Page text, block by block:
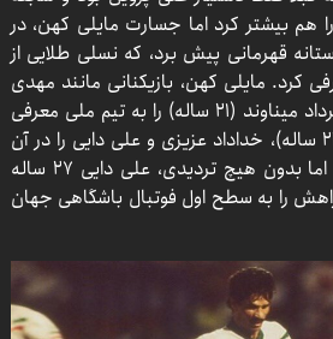
هم بیشتر کرد اما جسارت مایلی کهن، در
قهرمانی پیش برد، که نسلی طلایی از
کرد. مایلی کهن، بازیکنانی مانند مهدی
مهدوی کیا (۱۹ ساله) و مهرداد میناوند (۲۱ ساله) را به تیم ملی معرفی
کرد و مثلث کریم باقری (۲۲ ساله)، خداداد عزیزی و علی دایی را در آن
تثبیت کرد. ستاره این تیم اما بدون هیچ تردیدی، علی دایی ۲۷ ساله
را به سطح اول فوتبال باشگاهی جهان